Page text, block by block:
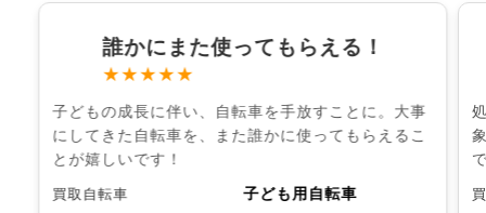
誰かにまた使ってもらえる！
★★★★★
子どもの成長に伴い、自転車を手放すことに。大事
にしてきた自転車を、また誰かに使ってもらえるこ
とが嬉しいです！
買取自転車 子ども用自転車